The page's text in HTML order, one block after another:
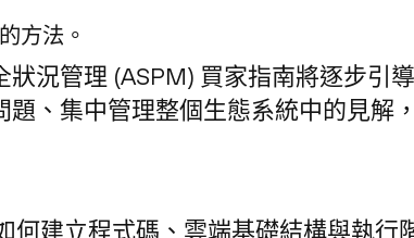
方法。
狀況管理 (ASPM) 買家指南將逐步引
題、集中管理整個生態系統中的見解
何建立程式碼、雲端基礎結構與執行